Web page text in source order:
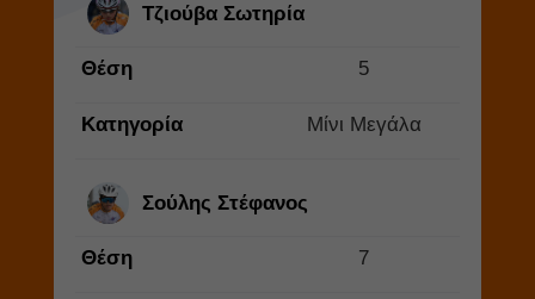
Τζιούβα Σωτηρία
Θέση 5
Κατηγορία Μίνι Μεγάλα
Σούλης Στέφανος
Θέση 7